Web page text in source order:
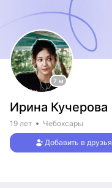
7 м
Ирина Кучерова
19 лет Чебоксары
Добавить в друзья